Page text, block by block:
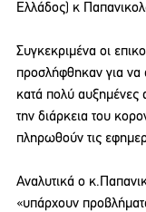
Ελλάδος) κ
Συγκεκριμένα οι
προσλήφθηκαν για να
κατά πολύ αυξημένες
την διάρκεια του
πληρωθούν τις
Αναλυτικά o
«υπάρχουν